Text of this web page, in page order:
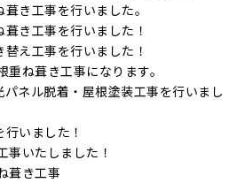
き工事を行いました。
き工事を行いました！
え工事を行いました！
ね葺き工事になります。
ネル脱着・屋根塗装工事を行いまし
いました！
事いたしました！
葺き工事